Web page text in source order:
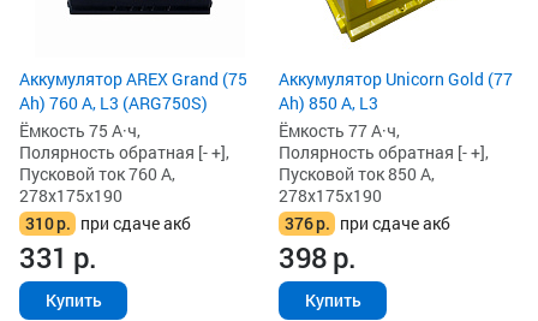
Аккумулятор AREX Grand (75
Ah) 760 А, L3 (ARG750S)
Ёмкость 75 А·ч,
Полярность обратная [- +],
Пусковой ток 760 А,
278x175x190
310р. при сдаче акб
331 р.
Купить
Аккумулятор Unicorn Gold (77
Ah) 850 А, L3
Ёмкость 77 А·ч,
Полярность обратная [- +],
Пусковой ток 850 А,
278x175x190
376р. при сдаче акб
398р.
Купить